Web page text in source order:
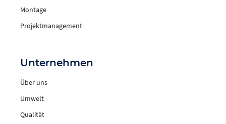
Montage
Projektmanagement
Unternehmen
Über uns
Umwelt
Qualität